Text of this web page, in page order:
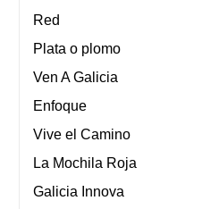
Red
Plata o plomo
Ven A Galicia
Enfoque
Vive el Camino
La Mochila Roja
Galicia Innova